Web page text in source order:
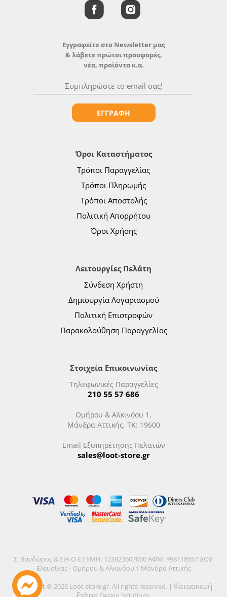
Όροι Καταστήματος
Τρόποι Παραγγελίας
Τρόποι Πληρωμής
Τρόποι Αποστολής
Πολιτική Απορρήτου
Όροι Χρήσης
Λειτουργίες Πελάτη
Σύνδεση Χρήστη
Δημιουργία Λογαριασμού
Πολιτική Επιστροφών
Παρακολούθηση Παραγγελίας
Στοιχεία Επικοινωνίας
Τηλεφωνικές Παραγγελίες
210 55 57 686
Ομήρου & Αλκινόου 1,
Μάνδρα Αττικής, ΤΚ: 19600
Email Εξυπηρέτησης Πελατών
sales@loot-store.gr
Εγγραφείτε στο Newsletter μας
& λάβετε πρώτοι προσφορές,
νέα, προϊόντα κ.α.
ΕΓΓΡΑΦΗ
Σ. Βανδώρος & ΣΙΑ Ο.Ε ΓΕΜΗ: 123823607000 ΑΦΜ: 998118557 ΔΟΥ:
Ελευσίνας - Ομήρου & Αλκινόου 1 Μάνδρα Αττικής
Copyright © 2026 Loot-store.gr. All rights reserved. | Κατασκευή